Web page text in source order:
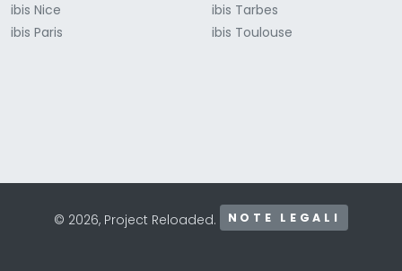
ibis Nice
ibis Paris
ibis Tarbes
ibis Toulouse
© 2026, Project Reloaded. NOTE LEGALI